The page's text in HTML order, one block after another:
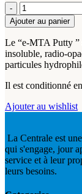
quantité
de
E-
MTA
Putty
Ajouter au panier
Le “e-MTA Putty ”
insoluble, radio-
particules
Il est conditionné
Ajouter au wishlist
La Centrale est
qui s'engage, jour
service et à leur
leurs besoins.